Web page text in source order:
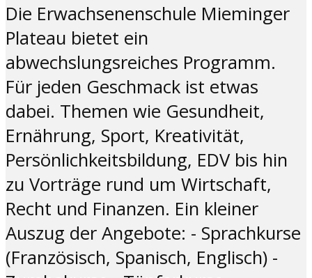
Die Erwachsenenschule Mieminger
Plateau bietet ein
abwechslungsreiches Programm.
Für jeden Geschmack ist etwas
dabei. Themen wie Gesundheit,
Ernährung, Sport, Kreativität,
Persönlichkeitsbildung, EDV bis hin
zu Vorträge rund um Wirtschaft,
Recht und Finanzen. Ein kleiner
Auszug der Angebote: - Sprachkurse
(Französisch, Spanisch, Englisch) -